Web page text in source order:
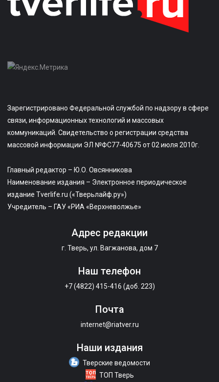
Зарегистрировано Федеральной службой по надзору в сфере
связи, информационных технологий и массовых
коммуникаций. Свидетельство о регистрации средства
массовой информации ЭЛ №ФС77-40675 от 02 июля 2010г.
Главный редактор – Ю.О. Овсянникова
Наименование издания – Электронное периодическое
издание Tverlife.ru («Тверьлайф.ру»)
Учредитель – ГАУ «РИА «Верхневолжье»
Адрес редакции
г. Тверь, ул. Вагжанова, дом 7
Наш телефон
+7 (4822) 415-416 (доб. 223)
Почта
internet@riatver.ru
Наши издания
Тверские ведомости
ТОП Тверь